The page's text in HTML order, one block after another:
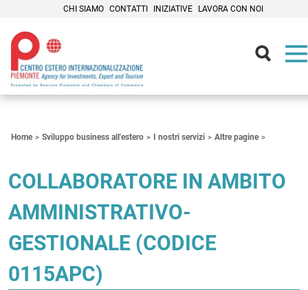
CHI SIAMO CONTATTI INIZIATIVE LAVORA CON NOI
Home Sviluppo business all'estero I nostri servizi Altre pagine
COLLABORATORE IN AMBITO
AMMINISTRATIVO-
GESTIONALE (CODICE
0115APC)